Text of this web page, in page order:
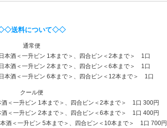
送料について◇◇
通常便
本酒＜一升ビン 1本まで＞、四合ビン＜2本まで＞ 1口
本酒＜一升ビン 2本まで＞、四合ビン＜6本まで＞ 1口
本酒＜一升ビン 6本まで＞、四合ビン＜12本まで＞ 1口
クール便
酒＜一升ビン 1本まで＞、四合ビン＜2本まで＞ 1口 300円
酒＜一升ビン 2本まで＞、四合ビン＜6本まで＞ 1口 400円
酒＜一升ビン 5本まで＞、四合ビン＜10本まで＞ 1口 700円